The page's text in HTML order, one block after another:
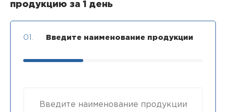
продукцию за 1 день
01. Введите наименование продукции